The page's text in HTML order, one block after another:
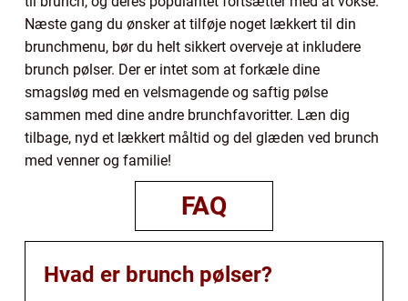
Næste gang du ønsker at tilføje noget lækkert til din
brunchmenu, bør du helt sikkert overveje at inkludere
brunch pølser. Der er intet som at forkæle dine
smagsløg med en velsmagende og saftig pølse
sammen med dine andre brunchfavoritter. Læn dig
tilbage, nyd et lækkert måltid og del glæden ved brunch
med venner og familie!
FAQ
Hvad er brunch pølser?